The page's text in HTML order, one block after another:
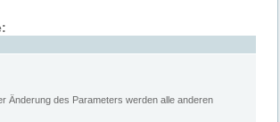
Änderung des Parameters werden alle anderen